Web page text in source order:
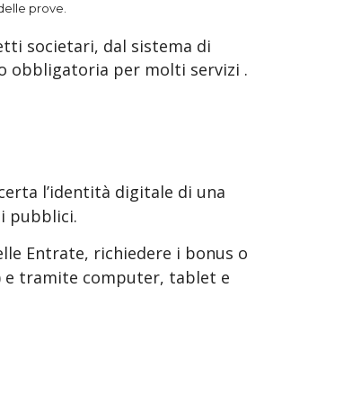
prove.
societari, dal sistema di
obbligatoria per molti servizi .
l’identità digitale di una
pubblici.
Entrate, richiedere i bonus o
e tramite computer, tablet e